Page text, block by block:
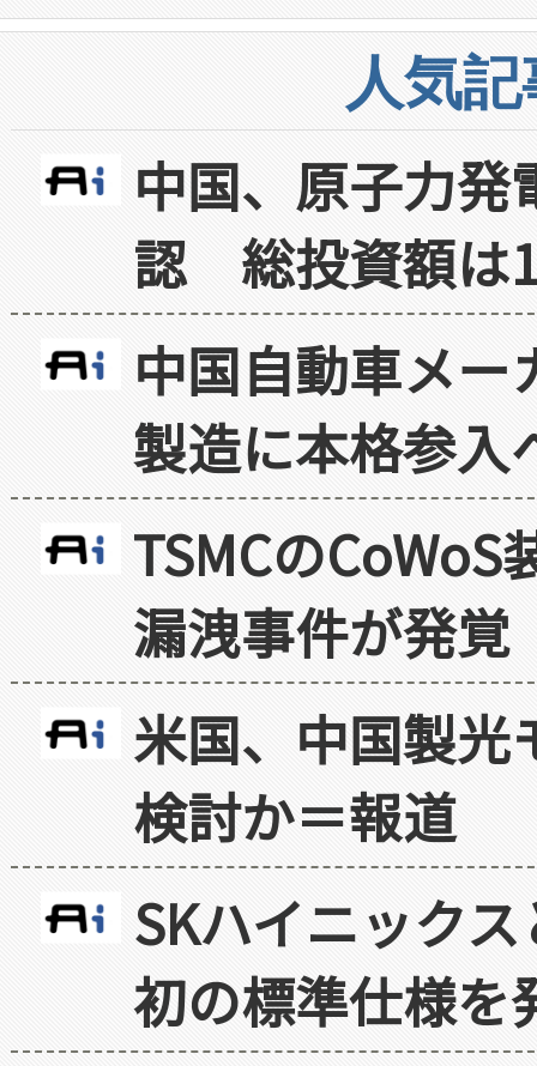
人気
中国、原子力
認 総投資額は
中国自動車メ
製造に本格参入
TSMCの
漏洩事件が発覚
米国、中国製光
検討か＝報道
SKハイニック
初の標準仕様を